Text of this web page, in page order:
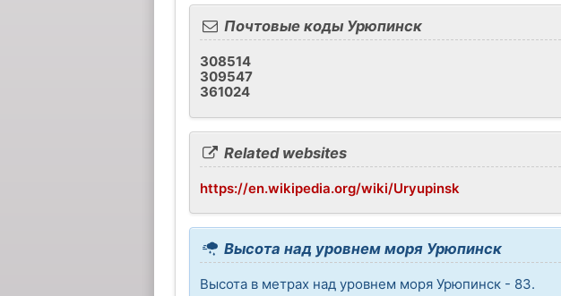
Почтовые коды Урюпинск
308514
309547
361024
Related websites
https://en.wikipedia.org/wiki/Uryupinsk
Высота над уровнем моря Урюпинск
Высота в метрах над уровнем моря Урюпинск - 83.